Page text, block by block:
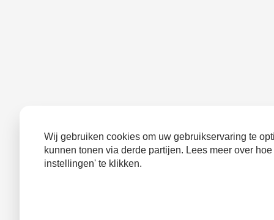
Wij gebruiken cookies om uw gebruikservaring te
kunnen tonen via derde partijen. Lees meer over
instellingen' te klikken.